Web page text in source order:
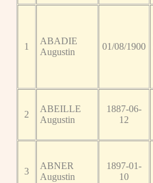
1
ABADIE
Augustin
01/08/1900
2
ABEILLE
Augustin
1887-06-
12
3
ABNER
Augustin
1897-01-
10